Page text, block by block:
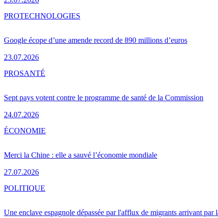
Google écope d’une amende record de 890 millions d’euros
23.07.2026
PROTECHNOLOGIES
Sept pays votent contre le programme de santé de la Commission
24.07.2026
PROSANTÉ
Merci la Chine : elle a sauvé l’économie mondiale
27.07.2026
ÉCONOMIE
Une enclave espagnole dépassée par l'afflux de migrants arrivant par
POLITIQUE